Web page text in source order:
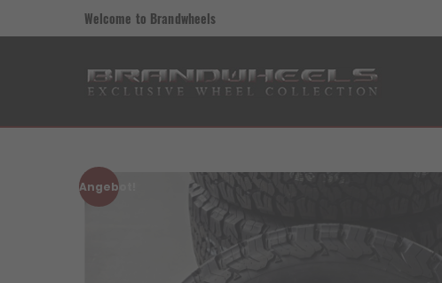
Welcome to Brandwheels
Angebot!